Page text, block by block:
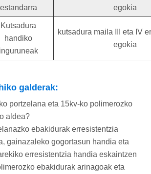
estandarra
egokia
Kutsadura
handiko
inguruneak
kutsadura maila III eta IV
egokia
galderak:
portzelana eta 15kv-ko polimerozko
aldea?
ebakidurak erresistentzia
gainazaleko gogortasun handia eta
erresistentzia handia eskaintzen
ebakidurak arinagoak eta